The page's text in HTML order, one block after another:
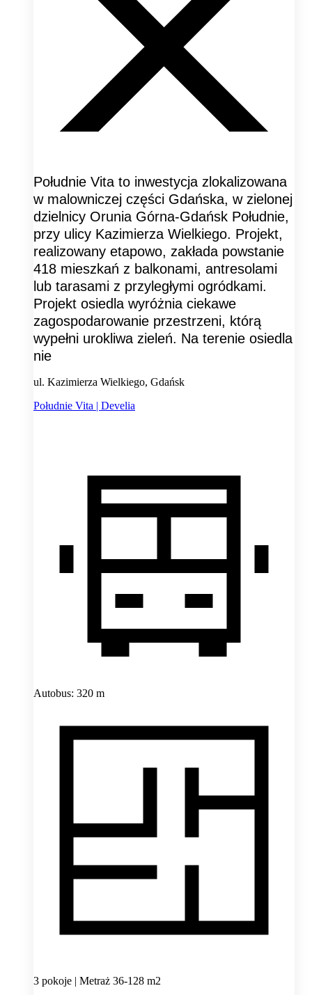
Południe Vita to inwestycja zlokalizowana
w malowniczej części Gdańska, w zielonej
dzielnicy Orunia Górna-Gdańsk Południe,
przy ulicy Kazimierza Wielkiego. Projekt,
realizowany etapowo, zakłada powstanie
418 mieszkań z balkonami, antresolami
lub tarasami z przyległymi ogródkami.
Projekt osiedla wyróżnia ciekawe
zagospodarowanie przestrzeni, którą
wypełni urokliwa zieleń. Na terenie osiedla
nie
ul. Kazimierza Wielkiego, Gdańsk
Południe Vita | Develia
Autobus: 320 m
3 pokoje | Metraż 36-128 m2